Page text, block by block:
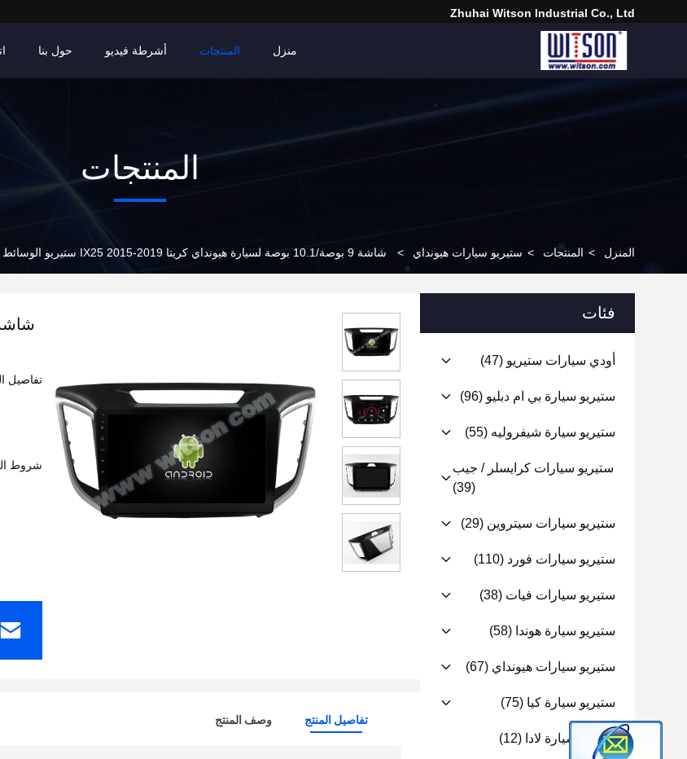
Zhuhai Witson Industrial Co., Ltd
منزل المنتجات أشرطة فيديو حول بنا
المنتجات
المنزل > المنتجات > ستيريو سيارات هيونداي > شاشة 9 بوصة/10.1 بوصة لسيارة هيونداي كريتا IX25 2015-2019 ستيريو الوسائط المتعددة للسيارة
فئات
أودي سيارات ستيريو (47)
ستيريو سيارة بي ام دبليو (96)
ستيريو سيارة شيفروليه (55)
ستيريو سيارات كرايسلر / جيب
(39)
ستيريو سيارات سيتروين (29)
ستيريو سيارات فورد (110)
ستيريو سيارات فيات (38)
ستيريو سيارة هوندا (58)
ستيريو سيارات هيونداي (67)
ستيريو سيارة كيا (75)
ستيريو سيارة لادا (12)
تفاصيل
شروط
تفاصيل المنتج وصف المنتج